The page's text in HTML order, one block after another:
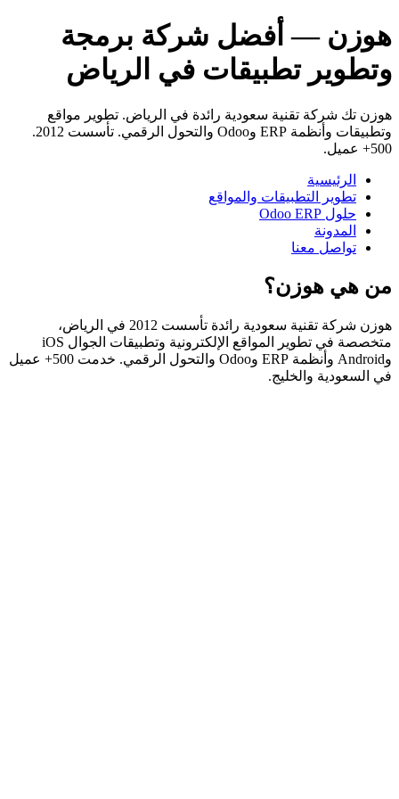
هوزن — أفضل شركة برمجة
وتطوير تطبيقات في الرياض
هوزن تك شركة تقنية سعودية رائدة في الرياض. تطوير مواقع
وتطبيقات وأنظمة ERP وOdoo والتحول الرقمي. تأسست 2012.
500+ عميل.
الرئيسية
تطوير التطبيقات والمواقع
حلول Odoo ERP
المدونة
تواصل معنا
من هي هوزن؟
هوزن شركة تقنية سعودية رائدة تأسست 2012 في الرياض،
متخصصة في تطوير المواقع الإلكترونية وتطبيقات الجوال iOS
وAndroid وأنظمة ERP وOdoo والتحول الرقمي. خدمت 500+ عميل
في السعودية والخليج.